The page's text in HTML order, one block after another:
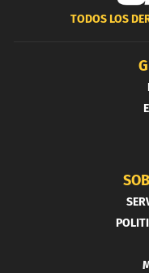
TODOS LOS